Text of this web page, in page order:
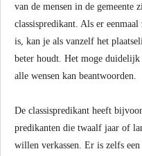
van de mensen in de gemeente
classispredikant. Als er
is, kan je als vanzelf het
beter houdt. Het moge duidelijk
alle wensen kan beantwoorden.
De classispredikant heeft
predikanten die twaalf jaar of
willen verkassen. Er is zelfs